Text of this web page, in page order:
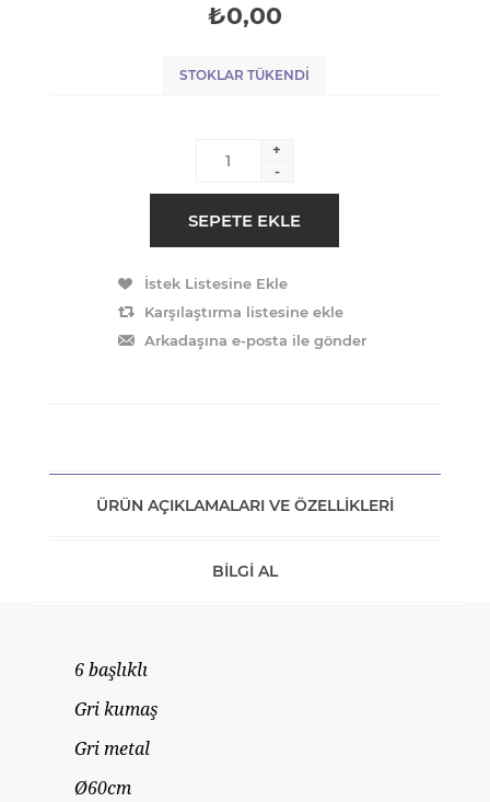
₺0,00
STOKLAR TÜKENDI
+
-
ÜRÜN AÇIKLAMALARI VE ÖZELLIKLERI
BILGI AL
6 başlıklı
Gri kumaş
Gri metal
Ø60cm